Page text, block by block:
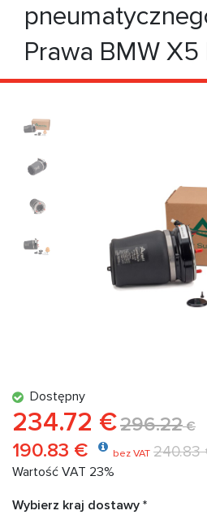
Prawa BMW
Dostępny
234.72 €296.22€
190.83 € bez VAT 240.83
Wartość VAT 23%
Wybierz kraj dostawy *